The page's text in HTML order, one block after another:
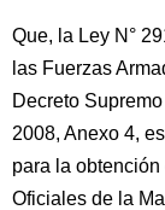
Que, la Ley N°
las Fuerzas
Decreto
2008, Anexo 4,
para la
Oficiales de la